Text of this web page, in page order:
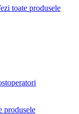
toate produsele
produsele